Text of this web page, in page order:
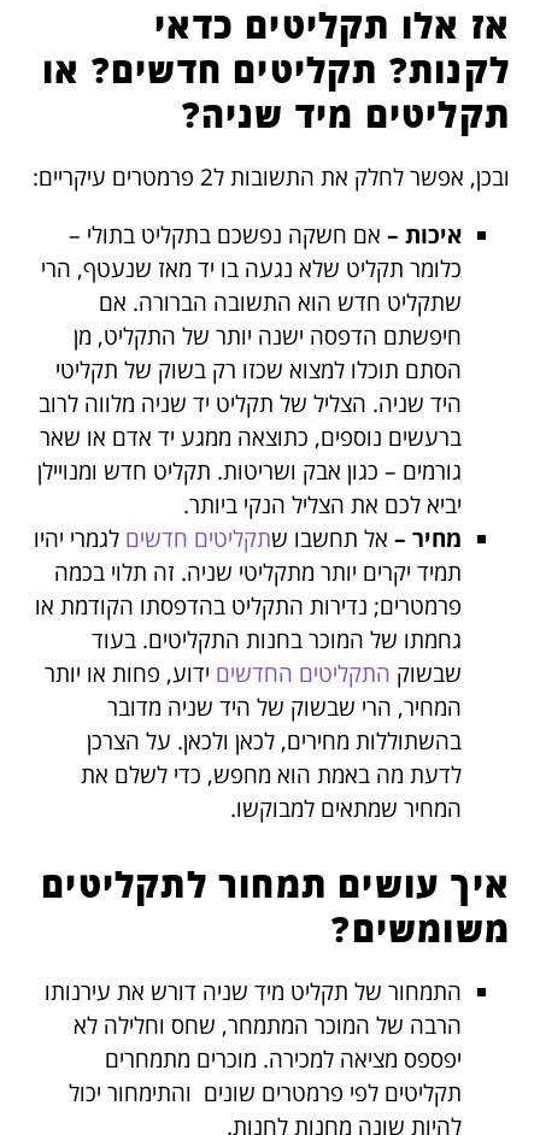
אז אלו תקליטים כדאי
לקנות? תקליטים חדשים? או
תקליטים מיד שניה?
ובכן, אפשר לחלק את התשובות ל2 פרמטרים עיקריים:
איכות – אם חשקה נפשכם בתקליט בתולי –
כלומר תקליט שלא נגעה בו יד מאז שנעטף, הרי
שתקליט חדש הוא התשובה הברורה. אם
חיפשתם הדפסה ישנה יותר של התקליט, מן
הסתם תוכלו למצוא שכזו רק בשוק של תקליטי
היד שניה. הצליל של תקליט יד שניה מלווה לרוב
ברעשים נוספים, כתוצאה ממגע יד אדם או שאר
גורמים – כגון אבק ושריטות. תקליט חדש ומנויילן
יביא לכם את הצליל הנקי ביותר.
מחיר – אל תחשבו שתקליטים חדשים לגמרי יהיו
תמיד יקרים יותר מתקליטי שניה. זה תלוי בכמה
פרמטרים; נדירות התקליט בהדפסתו הקודמת או
גחמתו של המוכר בחנות התקליטים. בעוד
שבשוק התקליטים החדשים ידוע, פחות או יותר
המחיר, הרי שבשוק של היד שניה מדובר
בהשתוללות מחירים, לכאן ולכאן. על הצרכן
לדעת מה באמת הוא מחפש, כדי לשלם את
המחיר שמתאים למבוקשו.
איך עושים תמחור לתקליטים
משומשים?
התמחור של תקליט מיד שניה דורש את עירנותו
הרבה של המוכר המתמחר, שחס וחלילה לא
יפספס מציאה למכירה. מוכרים מתמחרים
תקליטים לפי פרמטרים שונים והתימחור יכול
להיות שונה מחנות לחנות.